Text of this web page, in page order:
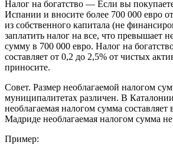
Налог на богатство — Если вы
Испании и вносите более 700 000 евро
из собственного капитала (не
заплатить налог на все, что превышает
сумму в 700 000 евро. Налог на
составляет от 0,2 до 2,5% от чистых
приносите.
Совет. Размер необлагаемой налогом
муниципалитетах различен. В
необлагаемая налогом сумма составляет
Мадриде необлагаемая налогом сумма
Пример: